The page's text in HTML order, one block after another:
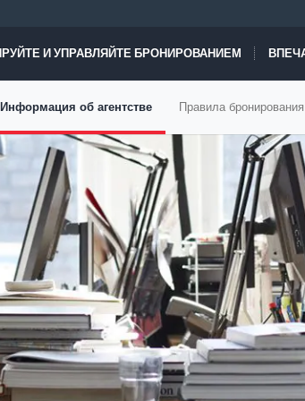
И УПРАВЛЯЙТЕ БРОНИРОВАНИЕМ
Информация об агентстве Правила бронирования